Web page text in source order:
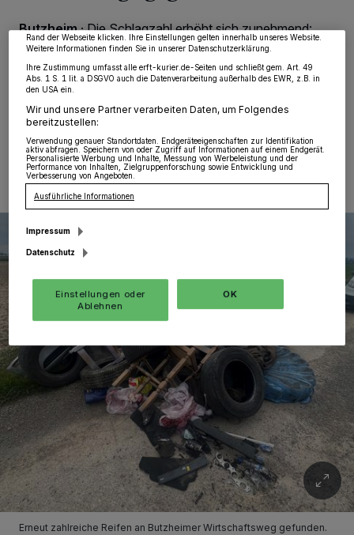
Butzheim·Die Schlagzahl erhöht sich zunehmend:
Erneut wurden jetzt wieder alte Autoreifen in freier
Natur aufgefunden. Diesmal wurde der wilde Müll
unweit der B 477 parallel zur Bahnlinie entsorgt.
29.04.2024 , 11:04 Uhr Eine Minute Lesezeit
Erneut zahlreiche Reifen an Butzheimer Wirtschaftsweg gefunden.
widerrufen, indem Sie auf den Link Einstellungen oder Ablehnen am unteren
Rand der Webseite klicken. Ihre Einstellungen gelten innerhalb unseres Website.
Weitere Informationen finden Sie in unserer Datenschutzerklärung.
Ihre Zustimmung umfasst alle erft-kurier.de-Seiten und schließt gem. Art. 49
Abs. 1 S. 1 lit. a DSGVO auch die Datenverarbeitung außerhalb des EWR, z.B. in
den USA ein.
Wir und unsere Partner verarbeiten Daten, um Folgendes
bereitzustellen:
Verwendung genauer Standortdaten. Endgeräteeigenschaften zur Identifikation
aktiv abfragen. Speichern von oder Zugriff auf Informationen auf einem Endgerät.
Personalisierte Werbung und Inhalte, Messung von Werbeleistung und der
Performance von Inhalten, Zielgruppenforschung sowie Entwicklung und
Verbesserung von Angeboten.
Ausführliche Informationen
Impressum
Datenschutz
Einstellungen oder
Ablehnen
OK